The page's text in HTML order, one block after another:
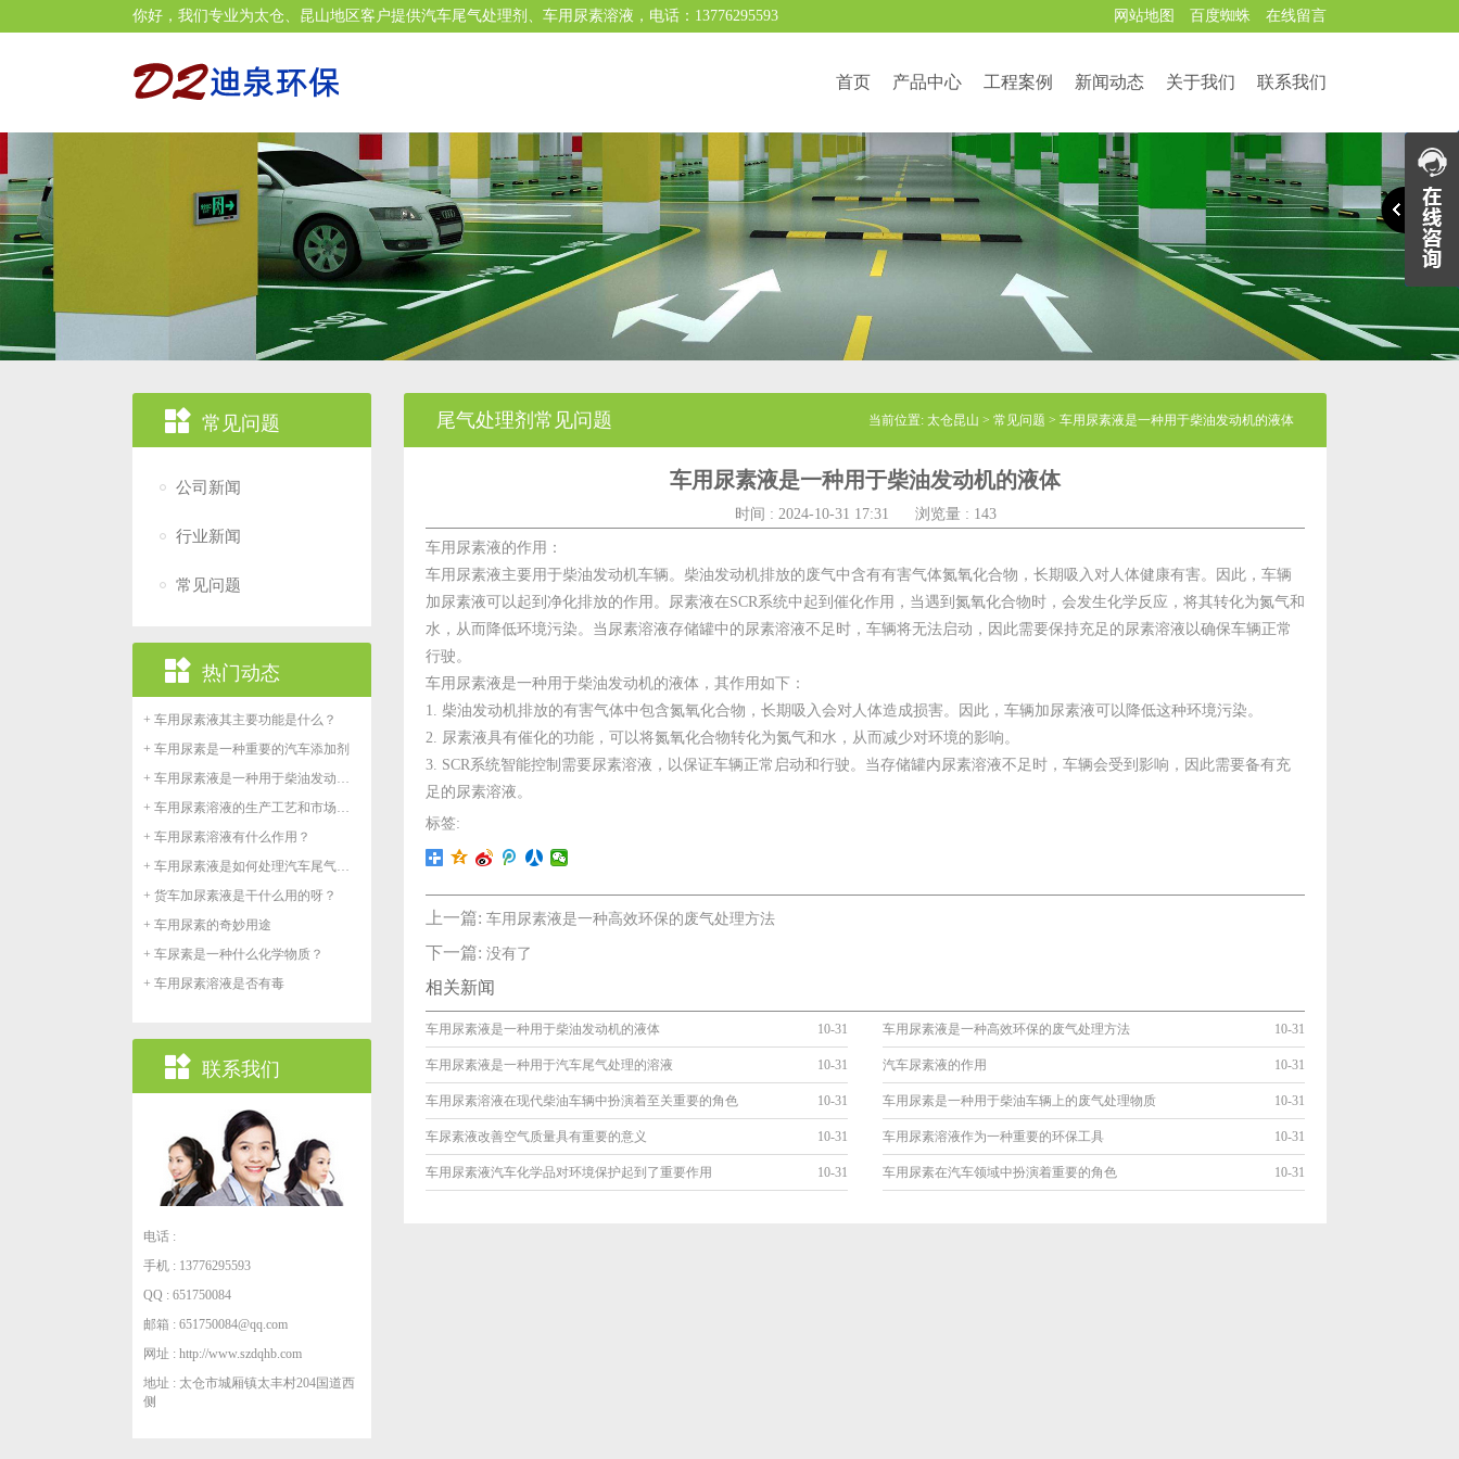
你好，我们专业为太仓、昆山地区客户提供汽车尾气处理剂、车用尿素溶液，电话：13776295593 网站地图 百度蜘蛛 在线留言
首页 产品中心 工程案例 新闻动态 关于我们 联系我们
 常见问题
公司新闻
行业新闻
常见问题
 热门动态
+ 车用尿素液其主要功能是什么？
+ 车用尿素是一种重要的汽车添加剂
+ 车用尿素液是一种用于柴油发动机的液体
+ 车用尿素溶液的生产工艺和市场前景
+ 车用尿素溶液有什么作用？
+ 车用尿素液是如何处理汽车尾气的？
+ 货车加尿素液是干什么用的呀？
+ 车用尿素的奇妙用途
+ 车尿素是一种什么化学物质？
+ 车用尿素溶液是否有毒
 联系我们
电话 :
手机 : 13776295593
QQ : 651750084
邮箱 : 651750084@qq.com
网址 : http://www.szdqhb.com
地址 : 太仓市城厢镇太丰村204国道西
侧
尾气处理剂常见问题 当前位置: 太仓昆山 > 常见问题 > 车用尿素液是一种用于柴油发动机的液体
车用尿素液是一种用于柴油发动机的液体
时间 : 2024-10-31 17:31 浏览量 : 143
车用尿素液的作用：
车用尿素液主要用于柴油发动机车辆。柴油发动机排放的废气中含有有害气体氮氧化合物，长期吸入对人体健康有害。因此，车辆
加尿素液可以起到净化排放的作用。尿素液在SCR系统中起到催化作用，当遇到氮氧化合物时，会发生化学反应，将其转化为氮气和
水，从而降低环境污染。当尿素溶液存储罐中的尿素溶液不足时，车辆将无法启动，因此需要保持充足的尿素溶液以确保车辆正常
行驶。
车用尿素液是一种用于柴油发动机的液体，其作用如下：
1. 柴油发动机排放的有害气体中包含氮氧化合物，长期吸入会对人体造成损害。因此，车辆加尿素液可以降低这种环境污染。
2. 尿素液具有催化的功能，可以将氮氧化合物转化为氮气和水，从而减少对环境的影响。
3. SCR系统智能控制需要尿素溶液，以保证车辆正常启动和行驶。当存储罐内尿素溶液不足时，车辆会受到影响，因此需要备有充
足的尿素溶液。
标签:
上一篇: 车用尿素液是一种高效环保的废气处理方法
下一篇: 没有了
相关新闻
车用尿素液是一种用于柴油发动机的液体 10-31 车用尿素液是一种高效环保的废气处理方法 10-31
车用尿素液是一种用于汽车尾气处理的溶液 10-31 汽车尿素液的作用 10-31
车用尿素溶液在现代柴油车辆中扮演着至关重要的角色 10-31 车用尿素是一种用于柴油车辆上的废气处理物质 10-31
车尿素液改善空气质量具有重要的意义 10-31 车用尿素溶液作为一种重要的环保工具 10-31
车用尿素液汽车化学品对环境保护起到了重要作用 10-31 车用尿素在汽车领域中扮演着重要的角色 10-31